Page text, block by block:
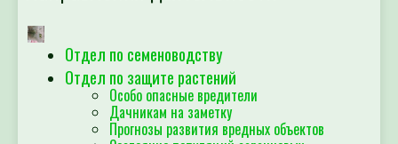
Отдел по семеноводству
Отдел по защите растений
Особо опасные вредители
Дачникам на заметку
Прогнозы развития вредных объектов
Состояние популяций саранчовых